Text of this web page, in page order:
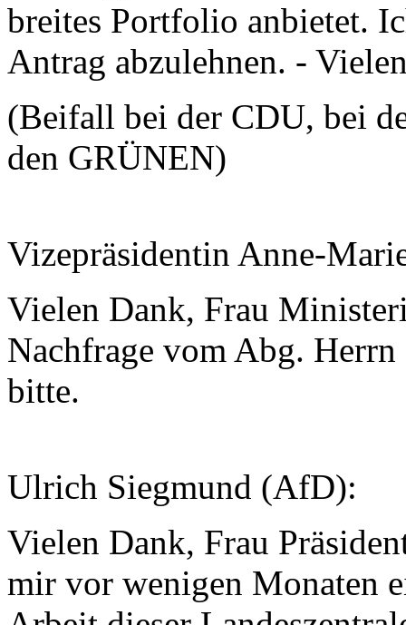
breites Portfolio anbietet.
Antrag abzulehnen. -
(Beifall bei der CDU, bei
den GRÜNEN)
Vizepräsidentin Anne-
Vielen Dank, Frau
Nachfrage vom Abg.
bitte.
Ulrich Siegmund (AfD):
Vielen Dank, Frau
mir vor wenigen Monaten